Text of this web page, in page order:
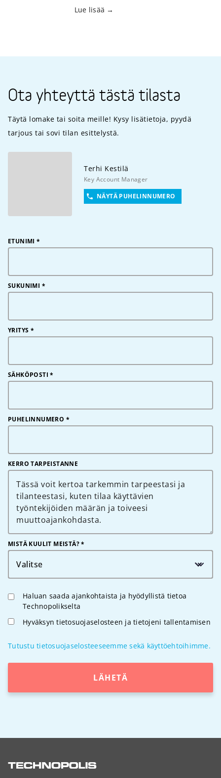
Lue lisää
Ota yhteyttä tästä tilasta
Täytä lomake tai soita meille! Kysy lisätietoja, pyydä
tarjous tai sovi tilan esittelystä.
Terhi Kestilä
Key Account Manager
NÄYTÄ PUHELINNUMERO
ETUNIMI *
SUKUNIMI *
YRITYS *
SÄHKÖPOSTI *
PUHELINNUMERO *
KERRO TARPEISTANNE
MISTÄ KUULIT MEISTÄ? *
Valitse
Haluan saada ajankohtaista ja hyödyllistä tietoa
Technopolikselta
Hyväksyn tietosuojaselosteen ja tietojeni tallentamisen
Tutustu tietosuojaselosteeseemme sekä käyttöehtoihimme.
LÄHETÄ